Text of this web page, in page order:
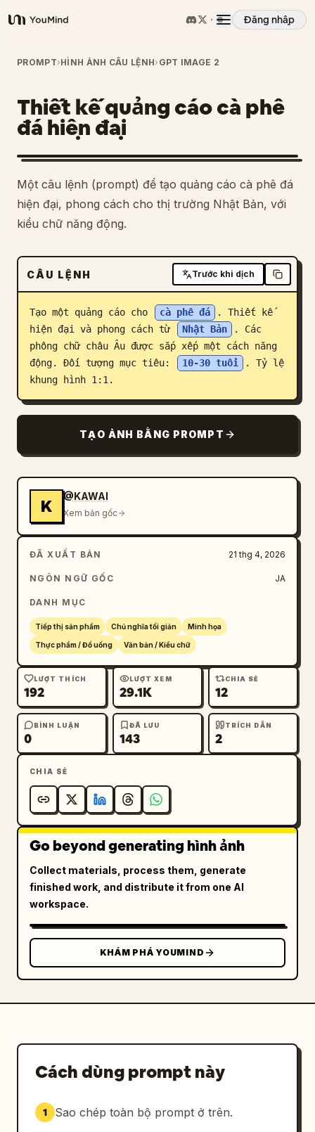
YouMind
Đăng nhập
Tổng quan
Các trường hợp sử dụng
Kỹ năng
Lời nhắc
Tải xuống
Blog
Cập nhật
PROMPT›HÌNH ẢNH CÂU LỆNH› GPT IMAGE 2
Thiết kế quảng cáo cà phê
đá hiện đại
Một câu lệnh (prompt) để tạo quảng cáo cà phê đá
hiện đại, phong cách cho thị trường Nhật Bản, với
kiểu chữ năng động.
CÂU LỆNH Trước khi dịch
Tạo một quảng cáo cho cà phê đá
. Thiết kế
hiện đại và phong cách từ
Nhật Bản
. Các
phông chữ châu Âu được sắp xếp một cách năng
động. Đối tượng mục tiêu:
10-30 tuổi
. Tỷ lệ
khung hình 1:1.
TẠO ẢNH BẰNG PROMPT
K
@KAWAI
Xem bản gốc
ĐÃ XUẤT BẢN 21 thg 4, 2026
NGÔN NGỮ GỐC JA
DANH MỤC
Tiếp thị sản phẩm Chủ nghĩa tối giản Minh họa
Thực phẩm / Đồ uống Văn bản / Kiểu chữ
LƯỢT THÍCH
192
LƯỢT XEM
29.1K
CHIA SẺ
12
BÌNH LUẬN
0
ĐÃ LƯU
143
TRÍCH DẪN
2
CHIA SẺ
Go beyond generating hình ảnh
Collect materials, process them, generate
finished work, and distribute it from one AI
workspace.
KHÁM PHÁ YOUMIND
Cách dùng prompt này
1 Sao chép toàn bộ prompt ở trên.